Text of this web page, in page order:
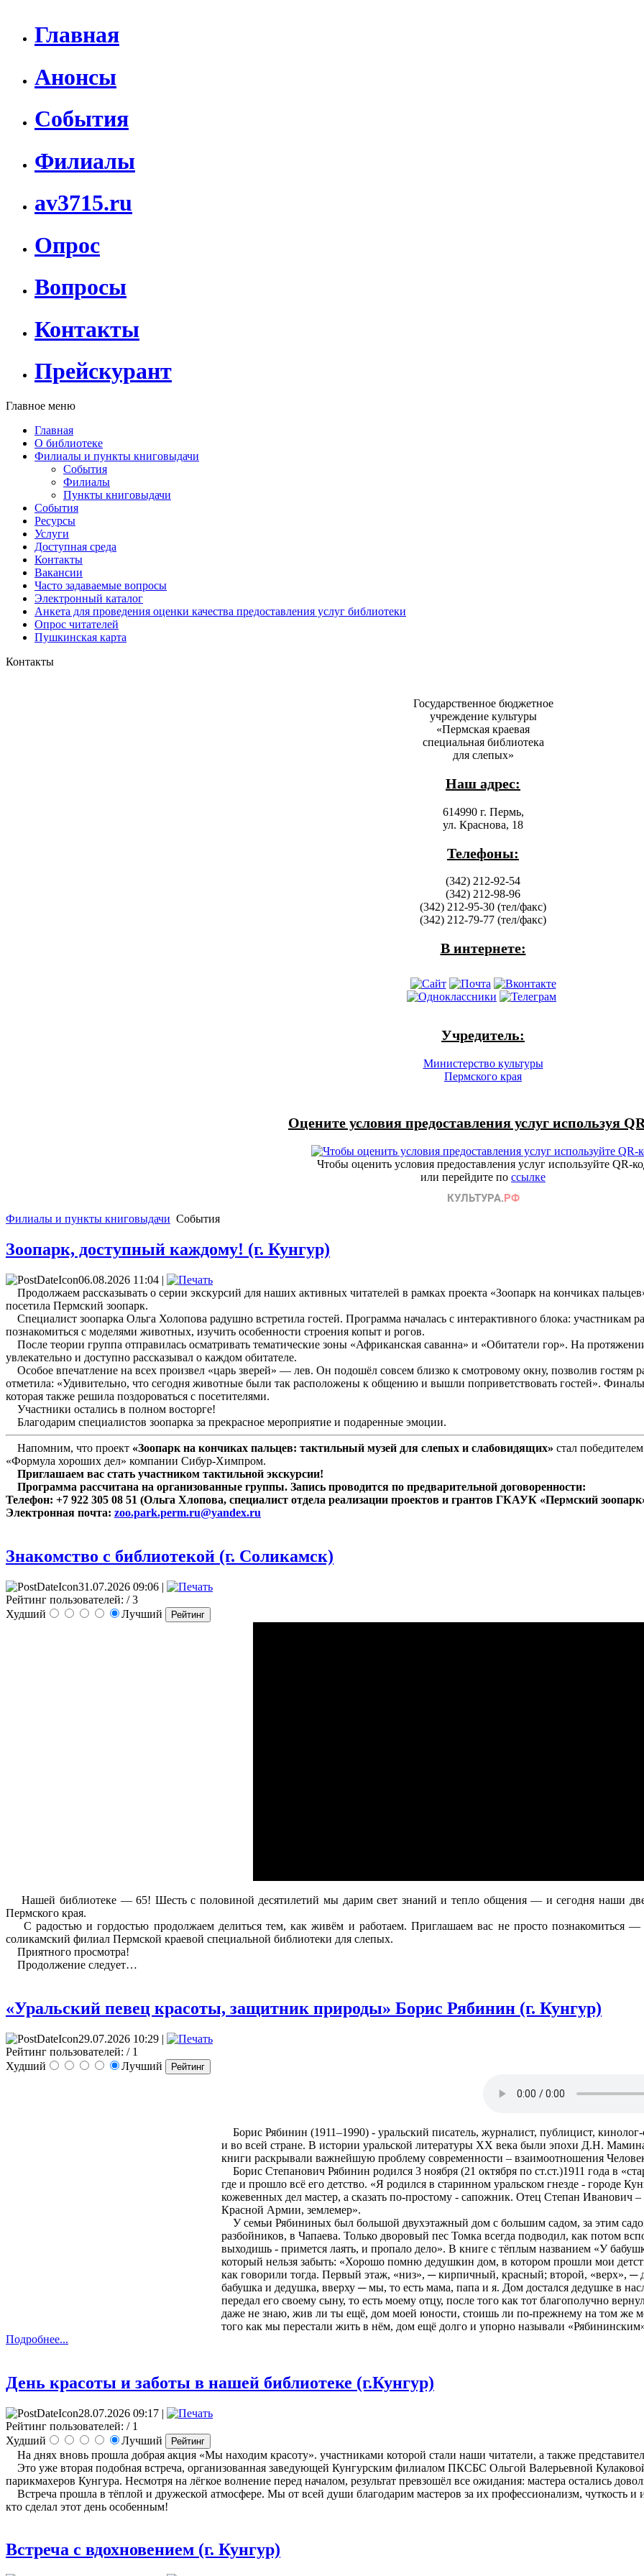
Главная
Анонсы
События
Филиалы
av3715.ru
Опрос
Вопросы
Контакты
Прейскурант
Главное меню
Главная
О библиотеке
Филиалы и пункты книговыдачи
События
Филиалы
Пункты книговыдачи
События
Ресурсы
Услуги
Доступная среда
Контакты
Вакансии
Часто задаваемые вопросы
Электронный каталог
Анкета для проведения оценки качества предоставления услуг библиотеки
Опрос читателей
Пушкинская карта
Контакты
Государственное бюджетное
учреждение культуры
«Пермская краевая
специальная библиотека
для слепых»
Наш адрес:
614990 г. Пермь,
ул. Краснова, 18
Телефоны:
(342) 212-92-54
(342) 212-98-96
(342) 212-95-30 (тел/факс)
(342) 212-79-77 (тел/факс)
В интернете:
Учредитель:
Министерство культуры
Пермского края
Оцените условия предоставления услуг используя
Чтобы оценить условия предоставления услуг используйте QR-
или перейдите по ссылке
Филиалы и пункты книговыдачи События
Зоопарк, доступный каждому! (г. Кунгур)
06.08.2026 11:04 |
Продолжаем рассказывать о серии экскурсий для наших активных читателей в рамках проекта «Зоопарк на кончиках
посетила Пермский зоопарк.
Специалист зоопарка Ольга Холопова радушно встретила гостей. Программа началась с интерактивного блока: участникам
познакомиться с моделями животных, изучить особенности строения копыт и рогов.
После теории группа отправилась осматривать тематические зоны «Африканская саванна» и «Обитатели гор». На
увлекательно и доступно рассказывал о каждом обитателе.
Особое впечатление на всех произвел «царь зверей» — лев. Он подошёл совсем близко к смотровому окну, позволив гостям
отметила: «Удивительно, что сегодня животные были так расположены к общению и вышли поприветствовать гостей».
которая также решила поздороваться с посетителями.
Участники остались в полном восторге!
Благодарим специалистов зоопарка за прекрасное мероприятие и подаренные эмоции.
Напомним, что проект «Зоопарк на кончиках пальцев: тактильный музей для слепых и слабовидящих» стал
«Формула хороших дел» компании Сибур-Химпром.
Приглашаем вас стать участником тактильной экскурсии!
Программа рассчитана на организованные группы. Запись проводится по предварительной договоренности:
Телефон: +7 922 305 08 51 (Ольга Хлопова, специалист отдела реализации проектов и грантов ГКАУК «Пермский
Электронная почта: zoo.park.perm.ru@yandex.ru
Знакомство с библиотекой (г. Соликамск)
31.07.2026 09:06 |
Рейтинг пользователей: / 3
Худший
Лучший
Нашей библиотеке — 65! Шесть с половиной десятилетий мы дарим свет знаний и тепло общения — и сегодня наши
Пермского края.
С радостью и гордостью продолжаем делиться тем, как живём и работаем. Приглашаем вас не просто познакомиться —
соликамский филиал Пермской краевой специальной библиотеки для слепых.
Приятного просмотра!
Продолжение следует…
«Уральский певец красоты, защитник природы» Борис Рябинин (г. Кунгур)
29.07.2026 10:29 |
Рейтинг пользователей: / 1
Худший
Лучший
Борис Рябинин (1911–1990) - уральский писатель, журналист, публицист,
и во всей стране. В истории уральской литературы XX века были эпохи Д.Н.
книги раскрывали важнейшую проблему современности – взаимоотношения
Борис Степанович Рябинин родился 3 ноября (21 октября по ст.ст.)1911 года в
где и прошло всё его детство. «Я родился в старинном уральском гнезде - городе
кожевенных дел мастер, а сказать по-простому - сапожник. Отец Степан Иванович
Красной Армии, землемер».
У семьи Рябининых был большой двухэтажный дом с большим садом, за этим
разбойников, в Чапаева. Только дворовый пес Томка всегда подводил, как потом
выходишь - примется лаять, и пропало дело». В книге с тёплым названием «У
который нельзя забыть: «Хорошо помню дедушкин дом, в котором прошли мои
как говорили тогда. Первый этаж, «низ», ─ кирпичный, красный; второй, «верх», ─
бабушка и дедушка, вверху ─ мы, то есть мама, папа и я. Дом достался дедушке в
передал его своему сыну, то есть моему отцу, после того как тот благополучно
даже не знаю, жив ли ты ещё, дом моей юности, стоишь ли по-прежнему на том же
того как мы перестали жить в нём, дом ещё долго и упорно называли
Подробнее...
День красоты и заботы в нашей библиотеке (г.Кунгур)
28.07.2026 09:17 |
Рейтинг пользователей: / 1
Худший
Лучший
На днях вновь прошла добрая акция «Мы находим красоту». участниками которой стали наши читатели, а также
Это уже вторая подобная встреча, организованная заведующей Кунгурским филиалом ПКСБС Ольгой Валерьевной
парикмахеров Кунгура. Несмотря на лёгкое волнение перед началом, результат превзошёл все ожидания: мастера остались
Встреча прошла в тёплой и дружеской атмосфере. Мы от всей души благодарим мастеров за их профессионализм, чуткость
кто сделал этот день особенным!
Встреча с вдохновением (г. Кунгур)